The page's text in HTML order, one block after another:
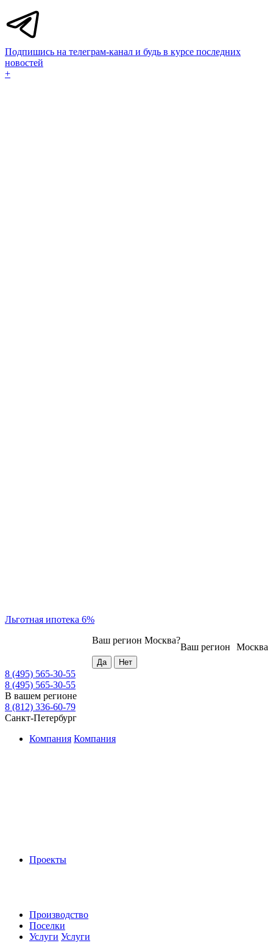
Подпишись на телеграм-канал и будь в курсе последних
новостей
+
Льготная ипотека 6%
Москва
Ваш регион
Ваш регион Москва?
8 (495) 565-30-55
8 (495) 565-30-55
В вашем регионе
8 (812) 336-60-79
Санкт-Петербург
Компания Компания
Проекты
Производство
Поселки
Услуги Услуги